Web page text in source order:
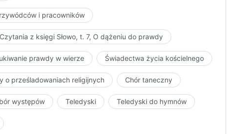
przez Boga w ciele i muszą być ukończone przez Boga
wykonywane przez Boga w ciele, a
ciele. Chociaż cała ludzkość uważa, że Bóg w ciele
to dotyczy losu i istnienia całej ludzkości.
i pracowników
Czytania z księgi Słowo, t. 7, O dążeniu do prawdy
prawdy w wierze Świadectwa życia kościelnego
o prześladowaniach religijnych Chór taneczny
występów Teledyski Teledyski do hymnów